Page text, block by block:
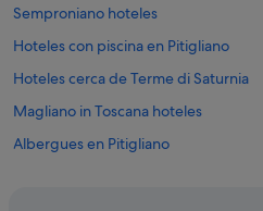
Semproniano hoteles
Hoteles con piscina en Pitigliano
Hoteles cerca de Terme di Saturnia
Magliano in Toscana hoteles
Albergues en Pitigliano